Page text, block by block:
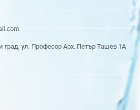
град, ул. Професор Арх. Петър Ташев 1А